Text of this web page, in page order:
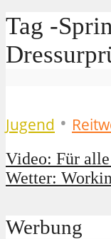
Tag -
Jugend •
Video: Für
Wetter:
Werbung